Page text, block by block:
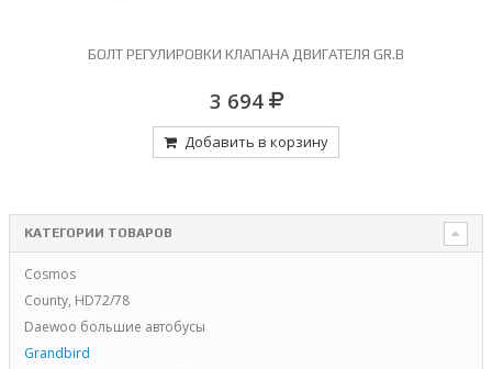
БОЛТ РЕГУЛИРОВКИ КЛАПАНА ДВИГАТЕЛЯ GR.B
3 694
Добавить в корзину
КАТЕГОРИИ ТОВАРОВ
Cosmos
County, HD72/78
Daewoo большие автобусы
Grandbird